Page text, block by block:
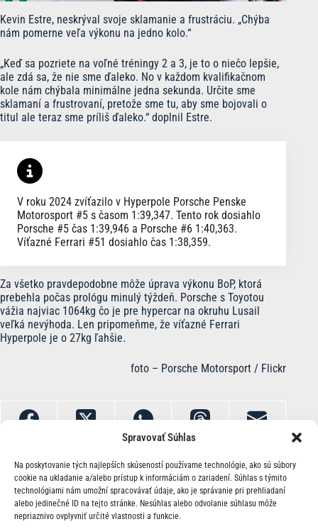
Spravovať Súhlas
Na poskytovanie tých najlepších skúseností používame technológie, ako sú súbory
cookie na ukladanie a/alebo prístup k informáciám o zariadení. Súhlas s týmito
technológiami nám umožní spracovávať údaje, ako je správanie pri prehliadaní
alebo jedinečné ID na tejto stránke. Nesúhlas alebo odvolanie súhlasu môže
nepriaznivo ovplyvniť určité vlastnosti a funkcie.
Kevin Estre, neskrýval svoje sklamanie a frustráciu. „Chýba
nám pomerne veľa výkonu na jedno kolo.“
„Keď sa pozriete na voľné tréningy 2 a 3, je to o niečo lepšie,
ale zdá sa, že nie sme ďaleko. No v každom kvalifikačnom
kole nám chýbala minimálne jedna sekunda. Určite sme
sklamaní a frustrovaní, pretože sme tu, aby sme bojovali o
titul ale teraz sme príliš ďaleko.“ doplnil Estre.
V roku 2024 zvíťazilo v Hyperpole Porsche Penske
Motorosport #5 s časom 1:39,347. Tento rok dosiahlo
Porsche #5 čas 1:39,946 a Porsche #6 1:40,363.
Víťazné Ferrari #51 dosiahlo čas 1:38,359.
Za všetko pravdepodobne môže úprava výkonu BoP, ktorá
prebehla počas prológu minulý týždeň. Porsche s Toyotou
vážia najviac 1064kg čo je pre hypercar na okruhu Lusail
veľká nevýhoda. Len pripomeňme, že víťazné Ferrari
Hyperpole je o 27kg ľahšie.
foto – Porsche Motorsport / Flickr